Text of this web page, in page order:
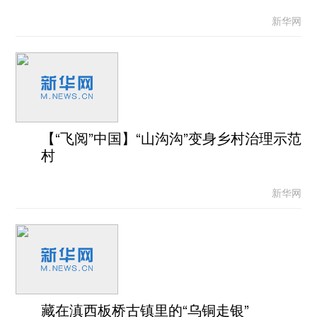
新华网
【“飞阅”中国】“山沟沟”变身乡村治理示范
村
新华网
藏在滇西板桥古镇里的“乌铜走银”